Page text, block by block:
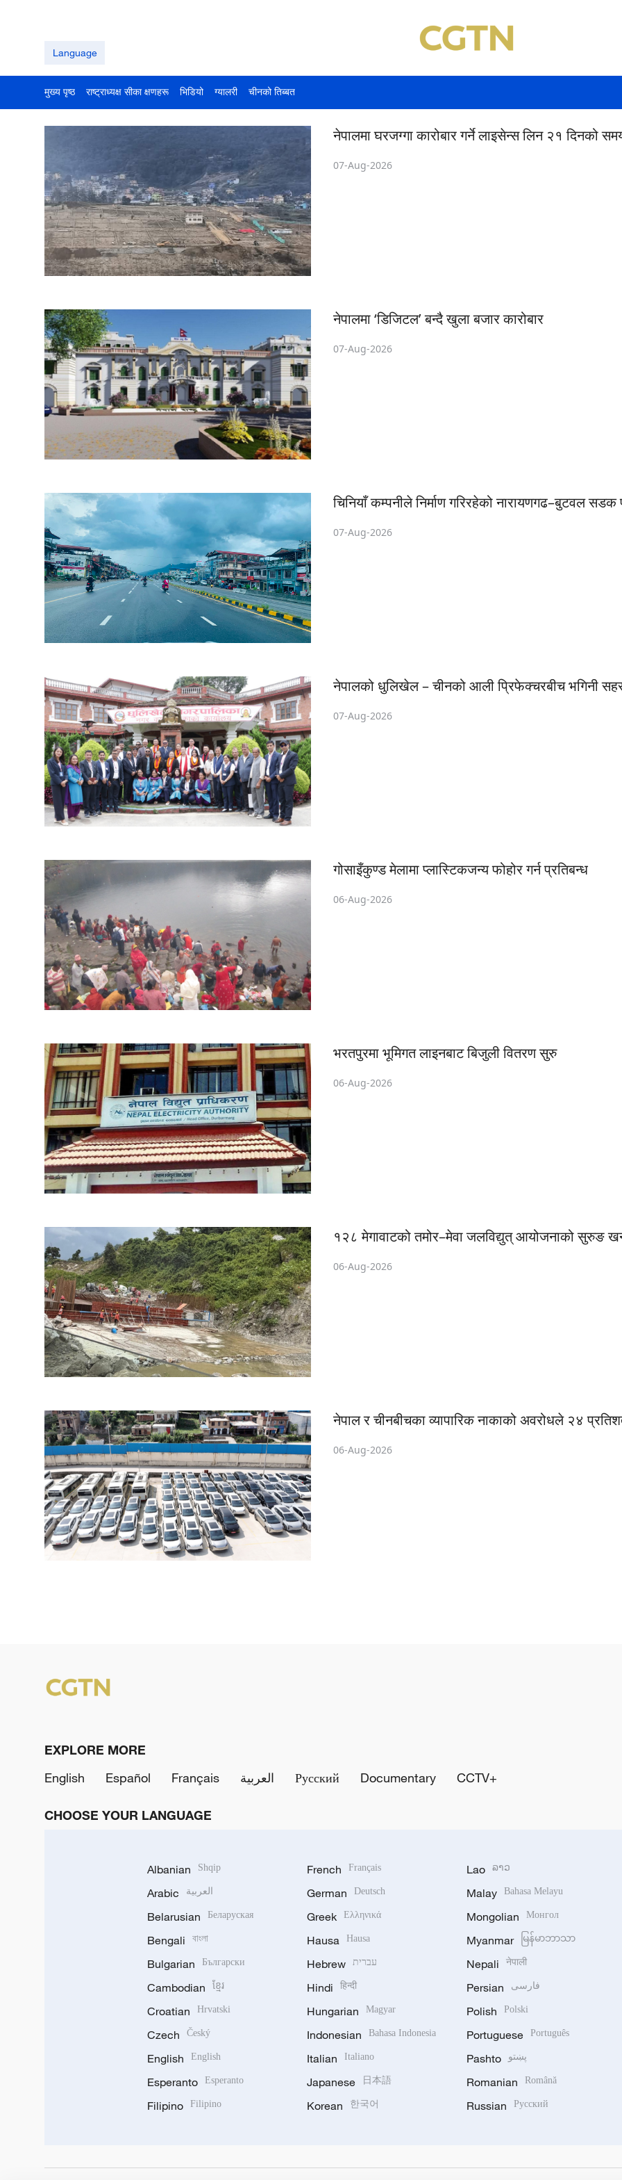
Language
मुख्य पृष्ठ राष्ट्राध्यक्ष सीका क्षणहरू भिडियो ग्यालरी चीनको तिब्बत
नेपालमा घरजग्गा कारोबार गर्ने लाइसेन्स लिन २१ दिनको
07-Aug-2026
नेपालमा ‘डिजिटल’ बन्दै खुला बजार कारोबार
07-Aug-2026
चिनियाँ कम्पनीले निर्माण गरिरहेको नारायणगढ–बुटवल सडक
07-Aug-2026
नेपालको धुलिखेल – चीनको आली प्रिफेक्चरबीच भगिनी
07-Aug-2026
गोसाइँकुण्ड मेलामा प्लास्टिकजन्य फोहोर गर्न प्रतिबन्ध
06-Aug-2026
भरतपुरमा भूमिगत लाइनबाट बिजुली वितरण सुरु
06-Aug-2026
१२८ मेगावाटको तमोर–मेवा जलविद्युत् आयोजनाको सुरुङ
06-Aug-2026
नेपाल र चीनबीचका व्यापारिक नाकाको अवरोधले २४
06-Aug-2026
EXPLORE MORE
English
Español Français العربية Русский Documentary CCTV+
CHOOSE YOUR LANGUAGE
Albanian Shqip
Arabic العربية
Belarusian Беларуская
Bengali বাংলা
Bulgarian Български
Cambodian ខ្មែរ
Croatian Hrvatski
Czech Český
English English
Esperanto Esperanto
Filipino Filipino
French Français
German Deutsch
Greek Ελληνικά
Hausa Hausa
Hebrew עברית
Hindi हिन्दी
Hungarian Magyar
Indonesian Bahasa Indonesia
Italian Italiano
Japanese 日本語
Korean 한국어
Lao ລາວ
Malay Bahasa Melayu
Mongolian Монгол
Myanmar မြန်မာဘာသာ
Nepali नेपाली
Persian فارسی
Polish Polski
Portuguese Português
Pashto پښتو
Romanian Română
Russian Русский